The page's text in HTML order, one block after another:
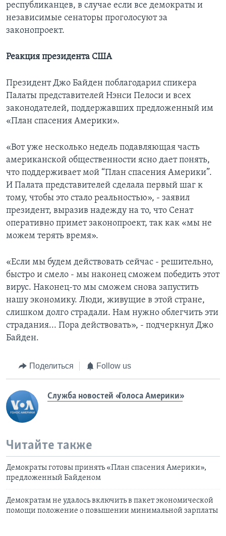
республиканцев, в случае если все демократы и
независимые сенаторы проголосуют за
законопроект.
Реакция президента США
Президент Джо Байден поблагодарил спикера
Палаты представителей Нэнси Пелоси и всех
законодателей, поддержавших предложенный им
«План спасения Америки».
«Вот уже несколько недель подавляющая часть
американской общественности ясно дает понять,
что поддерживает мой “План спасения Америки”.
И Палата представителей сделала первый шаг к
тому, чтобы это стало реальностью», - заявил
президент, выразив надежду на то, что Сенат
оперативно примет законопроект, так как «мы не
можем терять время».
«Если мы будем действовать сейчас - решительно,
быстро и смело - мы наконец сможем победить этот
вирус. Наконец-то мы сможем снова запустить
нашу экономику. Люди, живущие в этой стране,
слишком долго страдали. Нам нужно облегчить эти
страдания... Пора действовать», - подчеркнул Джо
Байден.
Поделиться Follow us
Служба новостей «Голоса Америки»
Читайте также
Демократы готовы принять «План спасения Америки»,
предложенный Байденом
Демократам не удалось включить в пакет экономической
помощи положение о повышении минимальной зарплаты